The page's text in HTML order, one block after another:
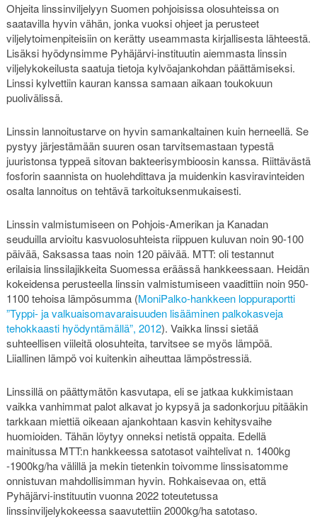
Ohjeita linssinviljelyyn Suomen pohjoisissa olosuhteissa on
saatavilla hyvin vähän, jonka vuoksi ohjeet ja perusteet
viljelytoimenpiteisiin on kerätty useammasta kirjallisesta lähteestä.
Lisäksi hyödynsimme Pyhäjärvi-instituutin aiemmasta linssin
viljelykokeilusta saatuja tietoja kylvöajankohdan päättämiseksi.
Linssi kylvettiin kauran kanssa samaan aikaan toukokuun
puolivälissä.
Linssin lannoitustarve on hyvin samankaltainen kuin herneellä. Se
pystyy järjestämään suuren osan tarvitsemastaan typestä
juuristonsa typpeä sitovan bakteerisymbioosin kanssa. Riittävästä
fosforin saannista on huolehdittava ja muidenkin kasviravinteiden
osalta lannoitus on tehtävä tarkoituksenmukaisesti.
Linssin valmistumiseen on Pohjois-Amerikan ja Kanadan
seuduilla arvioitu kasvuolosuhteista riippuen kuluvan noin 90-100
päivää, Saksassa taas noin 120 päivää. MTT: oli testannut
erilaisia linssilajikkeita Suomessa eräässä hankkeessaan. Heidän
kokeidensa perusteella linssin valmistumiseen vaadittiin noin 950-
1100 tehoisa lämpösumma (MoniPalko-hankkeen loppuraportti
”Typpi- ja valkuaisomavaraisuuden lisääminen palkokasveja
tehokkaasti hyödyntämällä”, 2012). Vaikka linssi sietää
suhteellisen viileitä olosuhteita, tarvitsee se myös lämpöä.
Liiallinen lämpö voi kuitenkin aiheuttaa lämpöstressiä.
Linssillä on päättymätön kasvutapa, eli se jatkaa kukkimistaan
vaikka vanhimmat palot alkavat jo kypsyä ja sadonkorjuu pitääkin
tarkkaan miettiä oikeaan ajankohtaan kasvin kehitysvaihe
huomioiden. Tähän löytyy onneksi netistä oppaita. Edellä
mainitussa MTT:n hankkeessa satotasot vaihtelivat n. 1400kg
-1900kg/ha välillä ja mekin tietenkin toivomme linssisatomme
onnistuvan mahdollisimman hyvin. Rohkaisevaa on, että
Pyhäjärvi-instituutin vuonna 2022 toteutetussa
linssinviljelykokeessa saavutettiin 2000kg/ha satotaso.